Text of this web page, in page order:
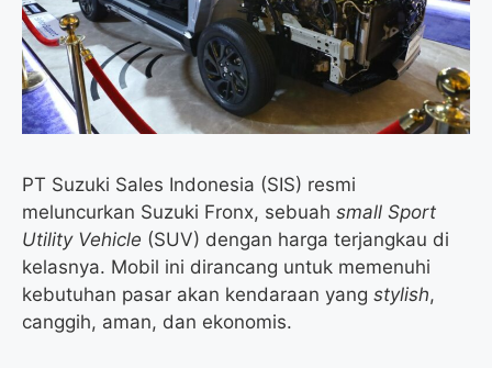
k
m
p
PT Suzuki Sales Indonesia (SIS) resmi
meluncurkan Suzuki Fronx, sebuah small Sport
Utility Vehicle (SUV) dengan harga terjangkau di
kelasnya. Mobil ini dirancang untuk memenuhi
kebutuhan pasar akan kendaraan yang stylish,
canggih, aman, dan ekonomis.